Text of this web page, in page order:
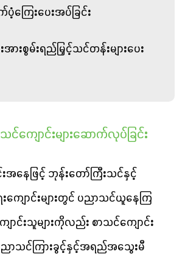
ကြေးပေးအပ်ခြင်း
အားစွမ်းရည်မြှင့်သင်တန်းများပေး
ျောင်းများဆောက်လုပ်ခြင်း
းအနေဖြင့် ဘုန်းတော်ကြီးသင်နှင့်
ျောင်းများတွင် ပညာသင်ယူနေကြ
ောင်းသူများကိုလည်း စာသင်ကျောင်း
ညာသင်ကြားခွင့်နှင့်အရည်အသွေးမီ